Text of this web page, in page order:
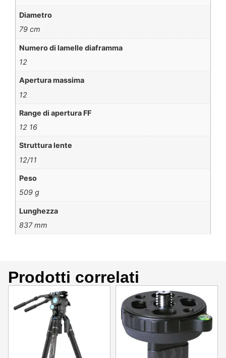
Diametro
79 cm
Numero di lamelle diaframma
12
Apertura massima
12
Range di apertura FF
12 16
Struttura lente
12/11
Peso
509 g
Lunghezza
837 mm
Prodotti correlati